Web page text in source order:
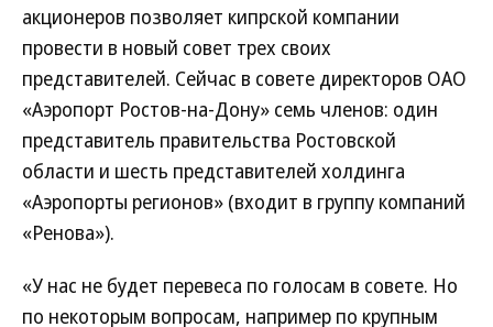
акционеров позволяет кипрской компании
провести в новый совет трех своих
представителей. Сейчас в совете директоров ОАО
«Аэропорт Ростов-на-Дону» семь членов: один
представитель правительства Ростовской
области и шесть представителей холдинга
«Аэропорты регионов» (входит в группу компаний
«Ренова»).
«У нас не будет перевеса по голосам в совете. Но
по некоторым вопросам, например по крупным